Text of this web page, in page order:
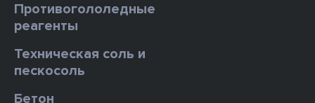
Противогололедные
реагенты
Техническая соль и
пескосоль
Бетон